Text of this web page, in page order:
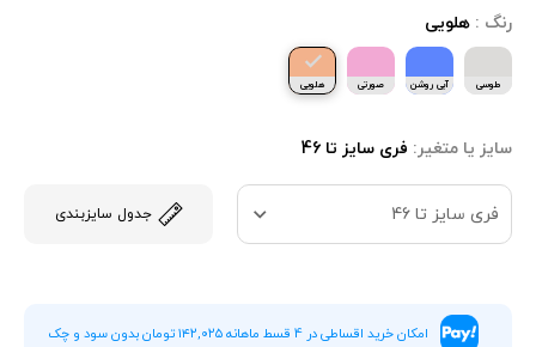
رنگ : هلویی
طوسی آبی روشن صورتی هلویی
سایز یا متغیر: فری سایز تا 46
فری سایز تا 46 جدول سایزبندی
امکان خرید اقساطی در 4 قسط ماهانه ۱۴۲,۰۲۵ تومان بدون سود و چک